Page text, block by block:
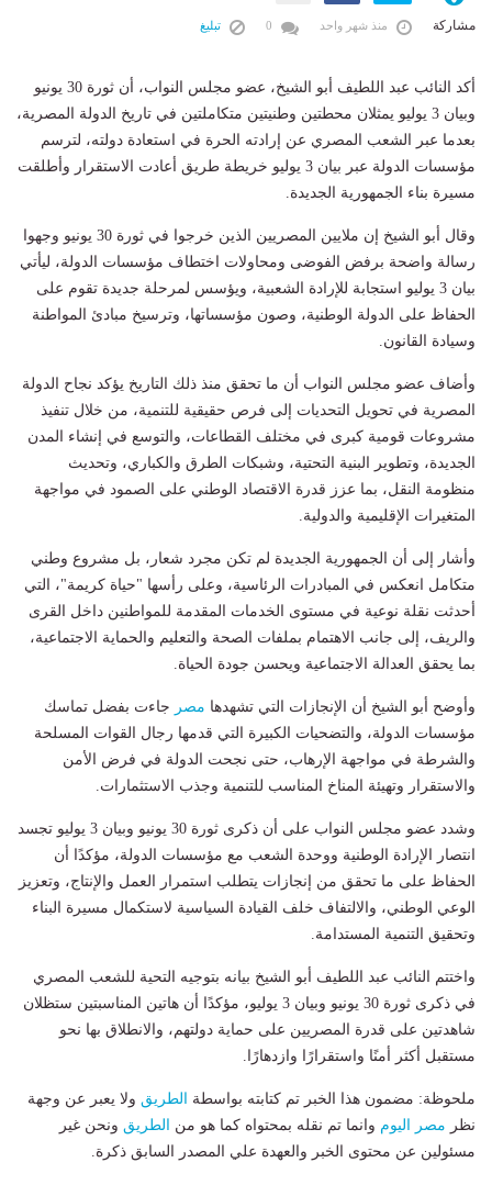
مشاركة منذ شهر واحد تبليغ
أكد النائب عبد اللطيف أبو الشيخ، عضو مجلس النواب، أن ثورة 30 يونيو
وبيان 3 يوليو يمثلان محطتين وطنيتين متكاملتين في تاريخ الدولة المصرية،
بعدما عبر الشعب المصري عن إرادته الحرة في استعادة دولته، لترسم
مؤسسات الدولة عبر بيان 3 يوليو خريطة طريق أعادت الاستقرار وأطلقت
مسيرة بناء الجمهورية الجديدة.
وقال أبو الشيخ إن ملايين المصريين الذين خرجوا في ثورة 30 يونيو وجهوا
رسالة واضحة برفض الفوضى ومحاولات اختطاف مؤسسات الدولة، ليأتي
بيان 3 يوليو استجابة للإرادة الشعبية، ويؤسس لمرحلة جديدة تقوم على
الحفاظ على الدولة الوطنية، وصون مؤسساتها، وترسيخ مبادئ المواطنة
وسيادة القانون.
وأضاف عضو مجلس النواب أن ما تحقق منذ ذلك التاريخ يؤكد نجاح الدولة
المصرية في تحويل التحديات إلى فرص حقيقية للتنمية، من خلال تنفيذ
مشروعات قومية كبرى في مختلف القطاعات، والتوسع في إنشاء المدن
الجديدة، وتطوير البنية التحتية، وشبكات الطرق والكباري، وتحديث
منظومة النقل، بما عزز قدرة الاقتصاد الوطني على الصمود في مواجهة
المتغيرات الإقليمية والدولية.
وأشار إلى أن الجمهورية الجديدة لم تكن مجرد شعار، بل مشروع وطني
متكامل انعكس في المبادرات الرئاسية، وعلى رأسها "حياة كريمة"، التي
أحدثت نقلة نوعية في مستوى الخدمات المقدمة للمواطنين داخل القرى
والريف، إلى جانب الاهتمام بملفات الصحة والتعليم والحماية الاجتماعية،
بما يحقق العدالة الاجتماعية ويحسن جودة الحياة.
وأوضح أبو الشيخ أن الإنجازات التي تشهدها مصر جاءت بفضل تماسك
مؤسسات الدولة، والتضحيات الكبيرة التي قدمها رجال القوات المسلحة
والشرطة في مواجهة الإرهاب، حتى نجحت الدولة في فرض الأمن
والاستقرار وتهيئة المناخ المناسب للتنمية وجذب الاستثمارات.
وشدد عضو مجلس النواب على أن ذكرى ثورة 30 يونيو وبيان 3 يوليو تجسد
انتصار الإرادة الوطنية ووحدة الشعب مع مؤسسات الدولة، مؤكدًا أن
الحفاظ على ما تحقق من إنجازات يتطلب استمرار العمل والإنتاج، وتعزيز
الوعي الوطني، والالتفاف خلف القيادة السياسية لاستكمال مسيرة البناء
وتحقيق التنمية المستدامة.
واختتم النائب عبد اللطيف أبو الشيخ بيانه بتوجيه التحية للشعب المصري
في ذكرى ثورة 30 يونيو وبيان 3 يوليو، مؤكدًا أن هاتين المناسبتين ستظلان
شاهدتين على قدرة المصريين على حماية دولتهم، والانطلاق بها نحو
مستقبل أكثر أمنًا واستقرارًا وازدهارًا.
ملحوظة: مضمون هذا الخبر تم كتابته بواسطة الطريق ولا يعبر عن وجهة
نظر مصر اليوم وانما تم نقله بمحتواه كما هو من الطريق ونحن غير
مسئولين عن محتوى الخبر والعهدة علي المصدر السابق ذكرة.